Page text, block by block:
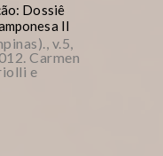
Dossiê
II
v.5,
Carmen
e